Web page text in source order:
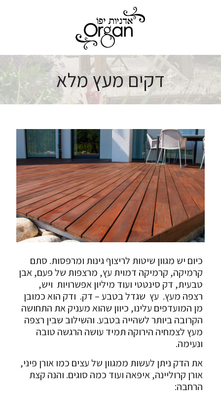
דקים מעץ מלא
כיום יש מגוון שיטות לריצוף גינות ומרפסות. סתם
קרמיקה, קרמיקה דמוית עץ, מרצפות של פעם, אבן
טבעית, דק סינטטי ועוד מיליון אפשרויות ויש,
רצפה מעץ. עץ שגדל בטבע – דק. ודק הוא כמובן
מן המועדפים עלינו, כיוון שהוא מעניק את התחושה
הקרובה ביותר לשהייה בטבע. והשילוב שבין רצפה
מעץ לצמחיה הירוקה תמיד עושה הרגשה טובה
ונעימה.
את הדק ניתן לעשות ממגוון של עצים כמו אורן פיני,
אורן קרוליינה, איפאה ועוד כמה סוגים. והנה קצת
הרחבה: